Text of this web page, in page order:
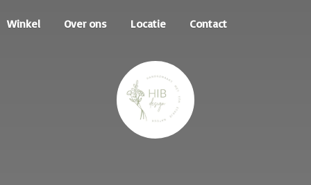
Winkel Over ons Locatie Contact